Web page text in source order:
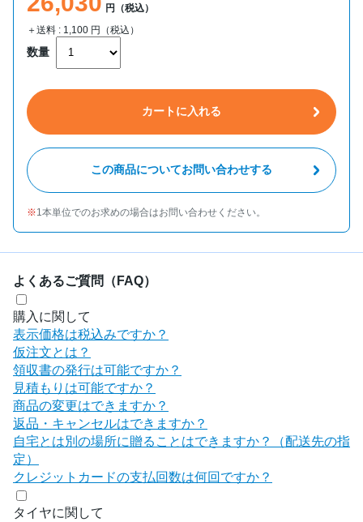
円（税込）
＋送料 : 1,100 円（税込）
数量
カートに入れる
この商品についてお問い合わせする
1本単位でのお求めの場合はお問い合わせください。
よくあるご質問（FAQ）
購入に関して
表示価格は税込みですか？
仮注文とは？
領収書の発行は可能ですか？
見積もりは可能ですか？
商品の変更はできますか？
返品・キャンセルはできますか？
自宅とは別の場所に贈ることはできますか？（配送先の指
定）
クレジットカードの支払回数は何回ですか？
タイヤに関して